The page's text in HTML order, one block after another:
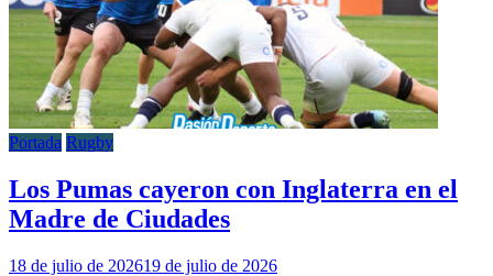
Portada Rugby
Los Pumas cayeron con Inglaterra en el
Madre de Ciudades
18 de julio de 202619 de julio de 2026